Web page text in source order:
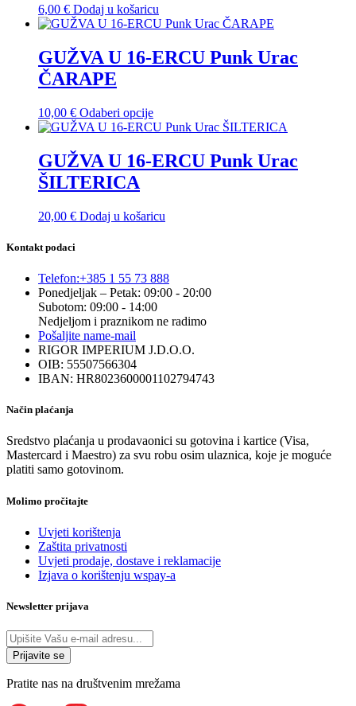
6,00 € Dodaj u košaricu
GUŽVA U 16-ERCU Punk Urac
ČARAPE
10,00 € Odaberi opcijeOvaj
proizvod
više
varijanti.
mogu
odabrati
GUŽVA U 16-ERCU Punk Urac
ŠILTERICA
20,00 € Dodaj u košaricu
Kontakt podaci
Telefon:+385 1 55 73 888
Ponedjeljak – Petak: 09:00 - 20:00
Subotom: 09:00 - 14:00
Nedjeljom i praznikom ne radimo
Pošaljite name-mail
RIGOR IMPERIUM J.D.O.O.
OIB: 55507566304
IBAN: HR8023600001102794743
Način plaćanja
Sredstvo plaćanja u prodavaonici su gotovina i kartice (Visa,
Mastercard i Maestro) za svu robu osim ulaznica, koje je moguće
platiti samo gotovinom.
Molimo pročitajte
Uvjeti korištenja
Zaštita privatnosti
Uvjeti prodaje, dostave i reklamacije
Izjava o korištenju wspay-a
Newsletter prijava
Pratite nas na društvenim mrežama